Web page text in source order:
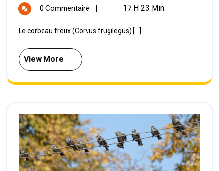
0 Commentaire 17 H 23 Min
Le corbeau freux (Corvus frugilegus) [...]
View More